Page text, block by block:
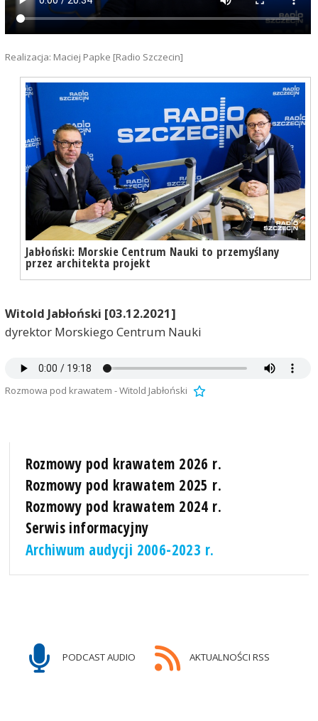
Realizacja: Maciej Papke [Radio Szczecin]
Jabłoński: Morskie Centrum Nauki to przemyślany
przez architekta projekt
Witold Jabłoński [03.12.2021]
dyrektor Morskiego Centrum Nauki
Rozmowa pod krawatem - Witold Jabłoński
Rozmowy pod krawatem 2026 r.
Rozmowy pod krawatem 2025 r.
Rozmowy pod krawatem 2024 r.
Serwis informacyjny
Archiwum audycji 2006-2023 r.
PODCAST AUDIO AKTUALNOŚCI RSS